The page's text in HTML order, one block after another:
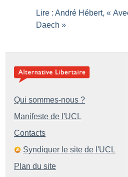
Lire : André Hébert, «
Daech »
Qui sommes-nous ?
Manifeste de l'UCL
Contacts
Syndiquer le site de l'UCL
Plan du site